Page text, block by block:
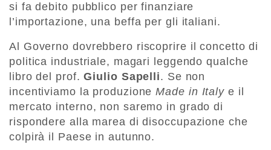
si fa debito pubblico per finanziare
l’importazione, una beffa per gli italiani.
Al Governo dovrebbero riscoprire il concetto di
politica industriale, magari leggendo qualche
libro del prof.Giulio Sapelli. Se non
incentiviamo la produzioneMade in Italy e il
mercato interno, non saremo in grado di
rispondere alla marea di disoccupazione che
colpirà il Paese in autunno.